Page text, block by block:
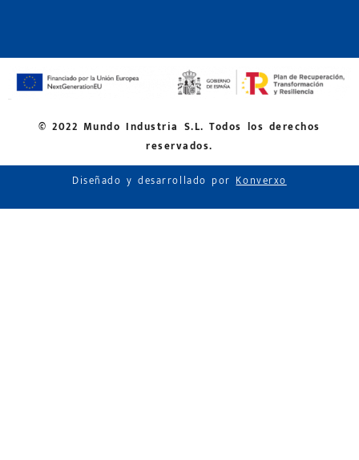
© 2022 Mundo Industria S.L. Todos los derechos
reservados.
Diseñado y desarrollado porKonverxo